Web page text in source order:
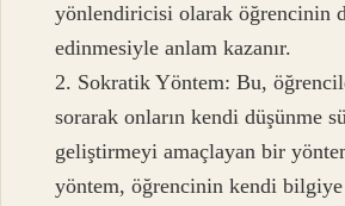
yönlendiricisi olarak öğrencinin
edinmesiyle anlam kazanır.
2. Sokratik Yöntem: Bu,
sorarak onların kendi düşünme
geliştirmeyi amaçlayan bir
yöntem, öğrencinin kendi bilgiye